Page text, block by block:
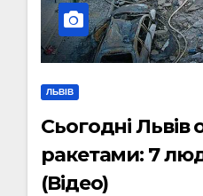
ЛЬВІВ
Сьогодні Львів
ракетами: 7
(Відео)